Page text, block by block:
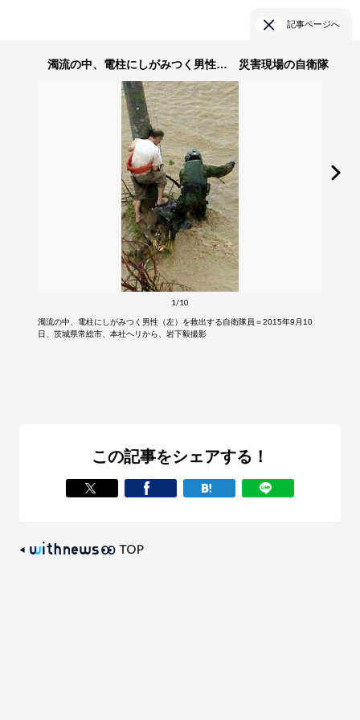
記事ページへ
濁流の中、電柱にしがみつく男性… 災害現場の自衛隊
1/10
濁流の中、電柱にしがみつく男性（左）を救出する自衛隊員＝2015年9月10
日、茨城県常総市、本社ヘリから、岩下毅撮影
この記事をシェアする！